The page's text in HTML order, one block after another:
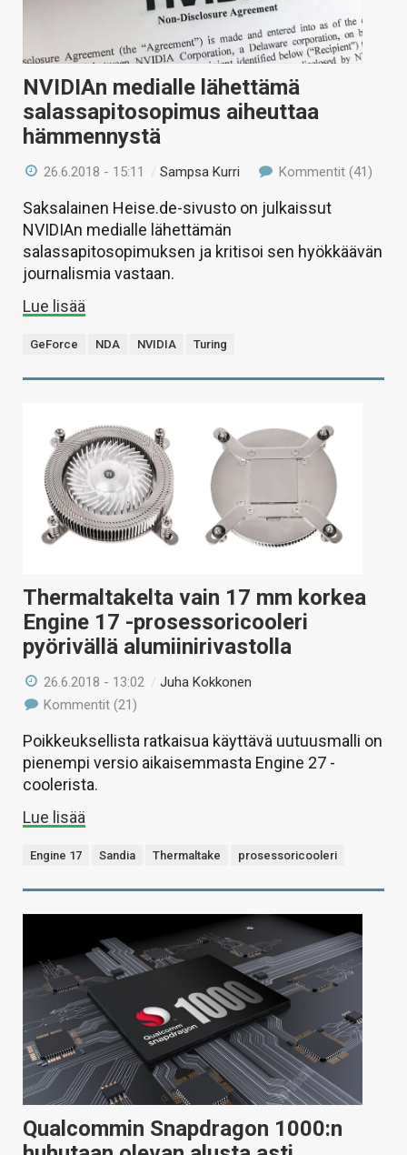
NVIDIAn medialle lähettämä
salassapitosopimus aiheuttaa
hämmennystä
26.6.2018 - 15:11 /Sampsa Kurri Kommentit (41)
Saksalainen Heise.de-sivusto on julkaissut
NVIDIAn medialle lähettämän
salassapitosopimuksen ja kritisoi sen hyökkäävän
journalismia vastaan.
Lue lisää
GeForce NDA NVIDIA Turing
Thermaltakelta vain 17 mm korkea
Engine 17 -prosessoricooleri
pyörivällä alumiinirivastolla
26.6.2018 - 13:02 /Juha Kokkonen
Kommentit (21)
Poikkeuksellista ratkaisua käyttävä uutuusmalli on
pienempi versio aikaisemmasta Engine 27 -
coolerista.
Lue lisää
Engine 17 Sandia Thermaltake prosessoricooleri
Qualcommin Snapdragon 1000:n